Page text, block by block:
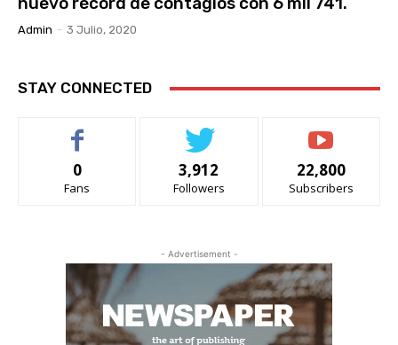
Admin - 3 Julio, 2020
STAY CONNECTED
0
Fans
3,912
Followers
22,800
Subscribers
- Advertisement -